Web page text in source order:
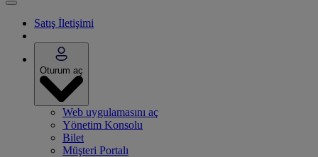
Satış İletişimi
Oturum aç
Web uygulamasını aç
Yönetim Konsolu
Bilet
Müşteri Portalı